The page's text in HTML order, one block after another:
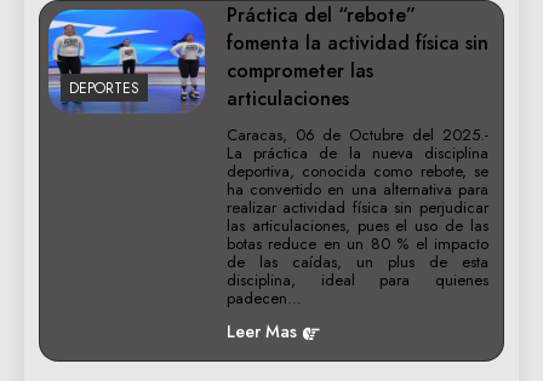
DEPORTES
Práctica del “rebote”
fomenta la actividad física sin
comprometer las
articulaciones
Caracas, 06 de Octubre del 2025.-
La práctica de la nueva disciplina
deportiva, conocida como rebote, se
ha convertido en una alternativa para
realizar actividad física sin perjudicar
las articulaciones, pues el uso de las
botas reduce en un 80 % el impacto
de las caídas, un plus de esta
disciplina, ideal para quienes
padecen…
Leer Mas